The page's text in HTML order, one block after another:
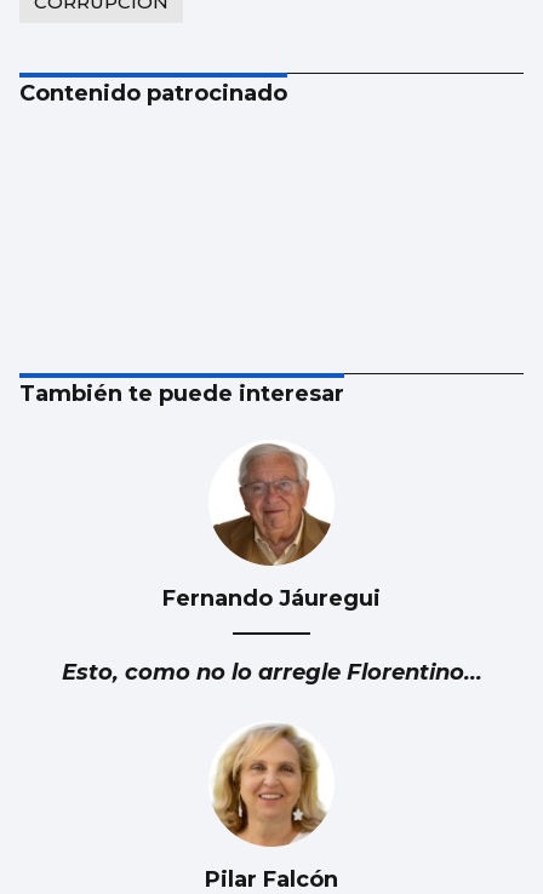
Contenido patrocinado
También te puede interesar
Fernando Jáuregui
Esto, como no lo arregle Florentino...
Pilar Falcón